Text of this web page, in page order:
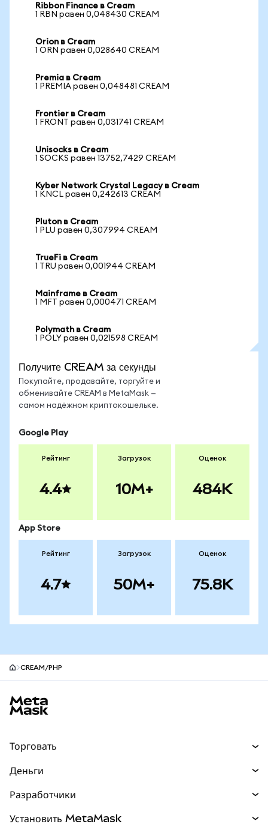
Ribbon Finance в Cream
1 RBN равен 0,048430 CREAM
Orion в Cream
1 ORN равен 0,028640 CREAM
Premia в Cream
1 PREMIA равен 0,048481 CREAM
Frontier в Cream
1 FRONT равен 0,031741 CREAM
Unisocks в Cream
1 SOCKS равен 13752,7429 CREAM
Kyber Network Crystal Legacy в Cream
1 KNCL равен 0,242613 CREAM
Pluton в Cream
1 PLU равен 0,307994 CREAM
TrueFi в Cream
1 TRU равен 0,001944 CREAM
Mainframe в Cream
1 MFT равен 0,000471 CREAM
Polymath в Cream
1 POLY равен 0,021598 CREAM
Получите CREAM за секунды
Покупайте, продавайте, торгуйте и
обменивайте CREAM в MetaMask —
самом надёжном криптокошельке.
Google Play
Рейтинг
4.4
Загрузок
10M+
Оценок
484K
App Store
Рейтинг
4.7
Загрузок
50M+
Оценок
75.8K
CREAM/PHP
Торговать
Прогнозы
Перпы НОВИНКА
Деньги
mUSD
Разработчики
Установить MetaMask